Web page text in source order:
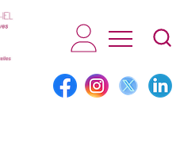
AESM...